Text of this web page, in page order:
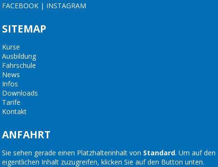
FACEBOOK | INSTAGRAM
SITEMAP
Kurse
Ausbildung
Fahrschule
News
Infos
Downloads
Tarife
Kontakt
ANFAHRT
Sie sehen gerade einen Platzhalterinhalt von Standard. Um auf den
eigentlichen Inhalt zuzugreifen, klicken Sie auf den Button unten.